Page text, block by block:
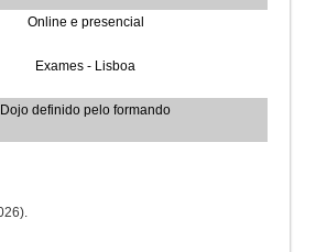
Online e presencial
Exames - Lisboa
Dojo definido pelo formando